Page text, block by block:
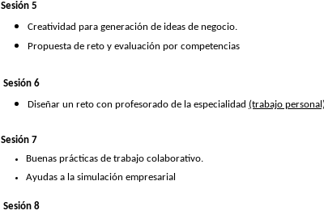
Sesión 5
Creatividad para generación de ideas de negocio.
Propuesta de reto y evaluación por competencias
Sesión 6
Diseñar un reto con profesorado de la especialidad (trabajo
Sesión 7
Buenas prácticas de trabajo colaborativo.
Ayudas a la simulación empresarial
Sesión 8